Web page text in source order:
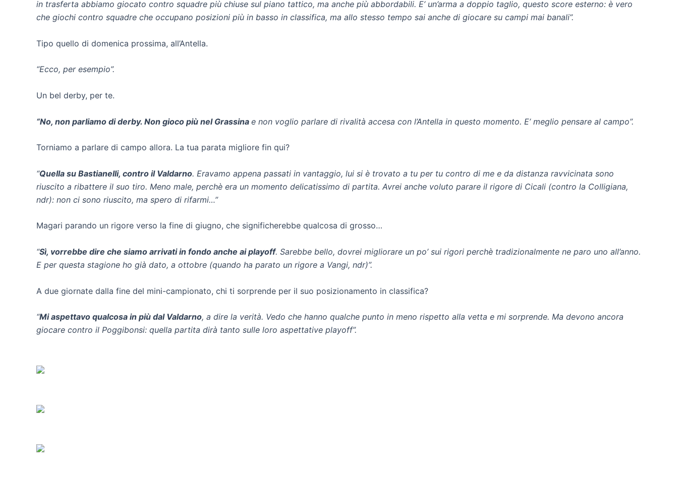
in trasferta abbiamo giocato contro squadre più chiuse sul piano tattico, ma anche più abbordabili. E’ un’arma a doppio taglio, questo score esterno: è vero
che giochi contro squadre che occupano posizioni più in basso in classifica, ma allo stesso tempo sai anche di giocare su campi mai banali”.
Tipo quello di domenica prossima, all’Antella.
“Ecco, per esempio”.
Un bel derby, per te.
“No, non parliamo di derby. Non gioco più nel Grassina e non voglio parlare di rivalità accesa con l’Antella in questo momento. E’ meglio pensare al campo”.
Torniamo a parlare di campo allora. La tua parata migliore fin qui?
“Quella su Bastianelli, contro il Valdarno. Eravamo appena passati in vantaggio, lui si è trovato a tu per tu contro di me e da distanza ravvicinata sono
riuscito a ribattere il suo tiro. Meno male, perchè era un momento delicatissimo di partita. Avrei anche voluto parare il rigore di Cicali (contro la Colligiana,
ndr): non ci sono riuscito, ma spero di rifarmi…”
Magari parando un rigore verso la fine di giugno, che significherebbe qualcosa di grosso…
“Sì, vorrebbe dire che siamo arrivati in fondo anche ai playoff. Sarebbe bello, dovrei migliorare un po’ sui rigori perchè tradizionalmente ne paro uno all’anno.
E per questa stagione ho già dato, a ottobre (quando ha parato un rigore a Vangi, ndr)”.
A due giornate dalla fine del mini-campionato, chi ti sorprende per il suo posizionamento in classifica?
“Mi aspettavo qualcosa in più dal Valdarno, a dire la verità. Vedo che hanno qualche punto in meno rispetto alla vetta e mi sorprende. Ma devono ancora
giocare contro il Poggibonsi: quella partita dirà tanto sulle loro aspettative playoff”.